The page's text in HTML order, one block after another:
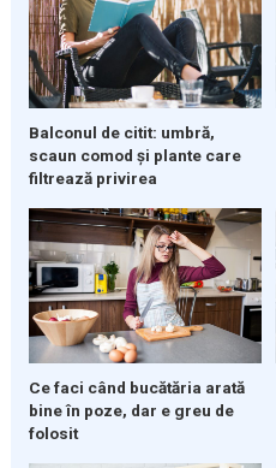
Balconul de citit: umbră,
scaun comod și plante care
filtrează privirea
Ce faci când bucătăria arată
bine în poze, dar e greu de
folosit